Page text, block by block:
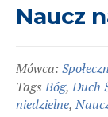
Naucz
Mówca:
TagsBóg,Duch
niedzielne,